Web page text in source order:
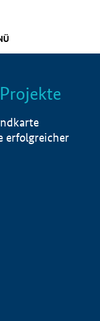
Info
erfolgreicher